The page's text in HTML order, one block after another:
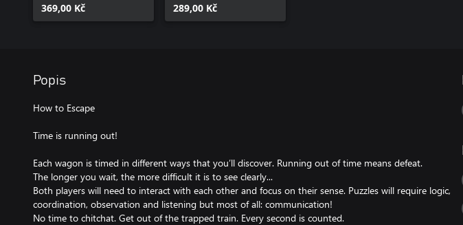
369,00 Kč 289,00 Kč
Popis
How to Escape
Time is running out!
Each wagon is timed in different ways that you’ll discover. Running out of time means defeat.
The longer you wait, the more difficult it is to see clearly...
Both players will need to interact with each other and focus on their sense. Puzzles will require logic,
coordination, observation and listening but most of all: communication!
No time to chitchat. Get out of the trapped train. Every second is counted.